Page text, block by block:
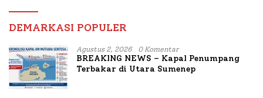
DEMARKASI POPULER
Agustus 2, 2026 0 Komentar
BREAKING NEWS – Kapal Penumpang
Terbakar di Utara Sumenep